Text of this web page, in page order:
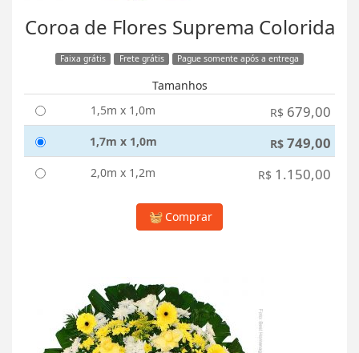
Coroa de Flores Suprema Colorida
Faixa grátis Frete grátis Pague somente após a entrega
Tamanhos
1,5m x 1,0m
R$ 679,00
1,7m x 1,0m R$ 749,00
2,0m x 1,2m R$ 1.150,00
Comprar